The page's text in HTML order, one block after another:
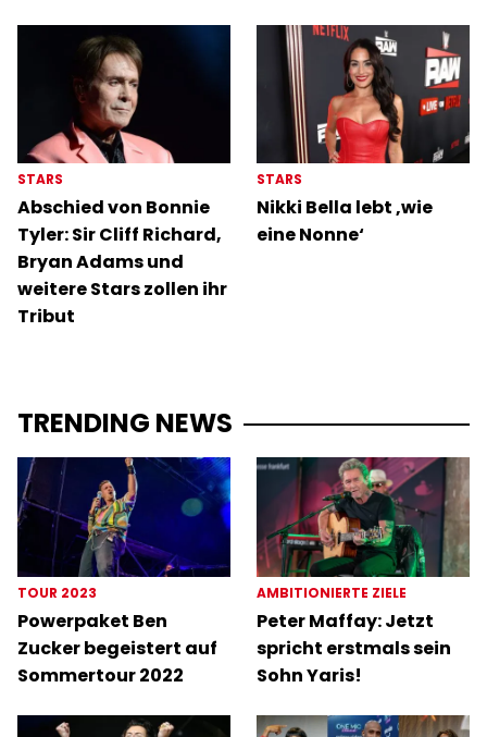
STARS
Abschied von Bonnie
Tyler: Sir Cliff Richard,
Bryan Adams und
weitere Stars zollen ihr
Tribut
STARS
Nikki Bella lebt ‚wie
eine Nonne‘
TRENDING NEWS
TOUR 2023
Powerpaket Ben
Zucker begeistert auf
Sommertour 2022
AMBITIONIERTE ZIELE
Peter Maffay: Jetzt
spricht erstmals sein
Sohn Yaris!